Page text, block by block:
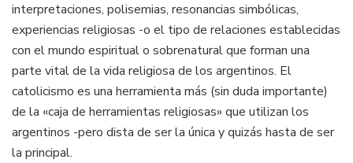
interpretaciones, polisemias, resonancias simbólicas,
experiencias religiosas -o el tipo de relaciones establecidas
con el mundo espiritual o sobrenatural que forman una
parte vital de la vida religiosa de los argentinos. El
catolicismo es una herramienta más (sin duda importante)
de la «caja de herramientas religiosas» que utilizan los
argentinos -pero dista de ser la única y quizás hasta de ser
la principal.